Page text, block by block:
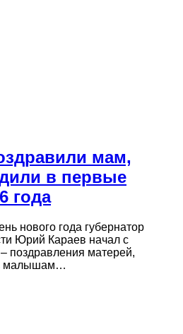
мам,
в первые
года
нового года губернатор
Юрий Караев начал с
поздравления матерей,
малышам…